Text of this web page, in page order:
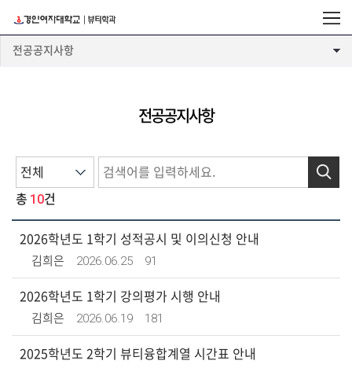
전공공지사항
전공공지사항
총 10건
2026학년도 1학기 성적공시 및 이의신청 안내
김희은 2026.06.25 91
2026학년도 1학기 강의평가 시행 안내
김희은 2026.06.19 181
2025학년도 2학기 뷰티융합계열 시간표 안내